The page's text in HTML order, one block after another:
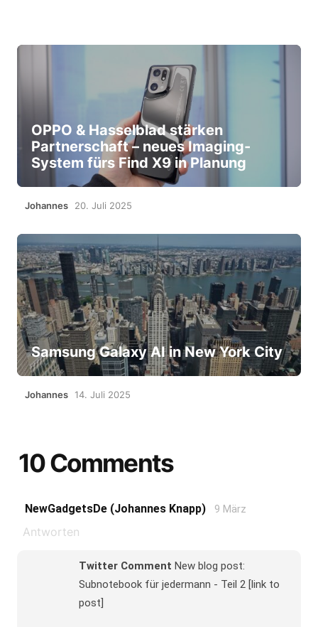
OPPO & Hasselblad stärken
Partnerschaft – neues Imaging-
System fürs Find X9 in Planung
Johannes 20. Juli 2025
Samsung Galaxy AI in New York City
Johannes 14. Juli 2025
10 Comments
NewGadgetsDe (Johannes Knapp) 9 März
Antworten
Twitter Comment New blog post:
Subnotebook für jedermann - Teil 2 [link to
post]